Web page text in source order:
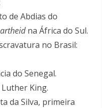
de Abdias do
na África do Sul.
no Brasil:
do Senegal.
King.
da Silva, primeira